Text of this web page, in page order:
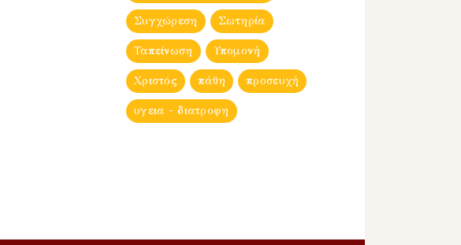
Συγχώρεση Σωτηρία
Ταπείνωση Υπομονή
Χριστός πάθη προσευχή
υγεια - διατροφη